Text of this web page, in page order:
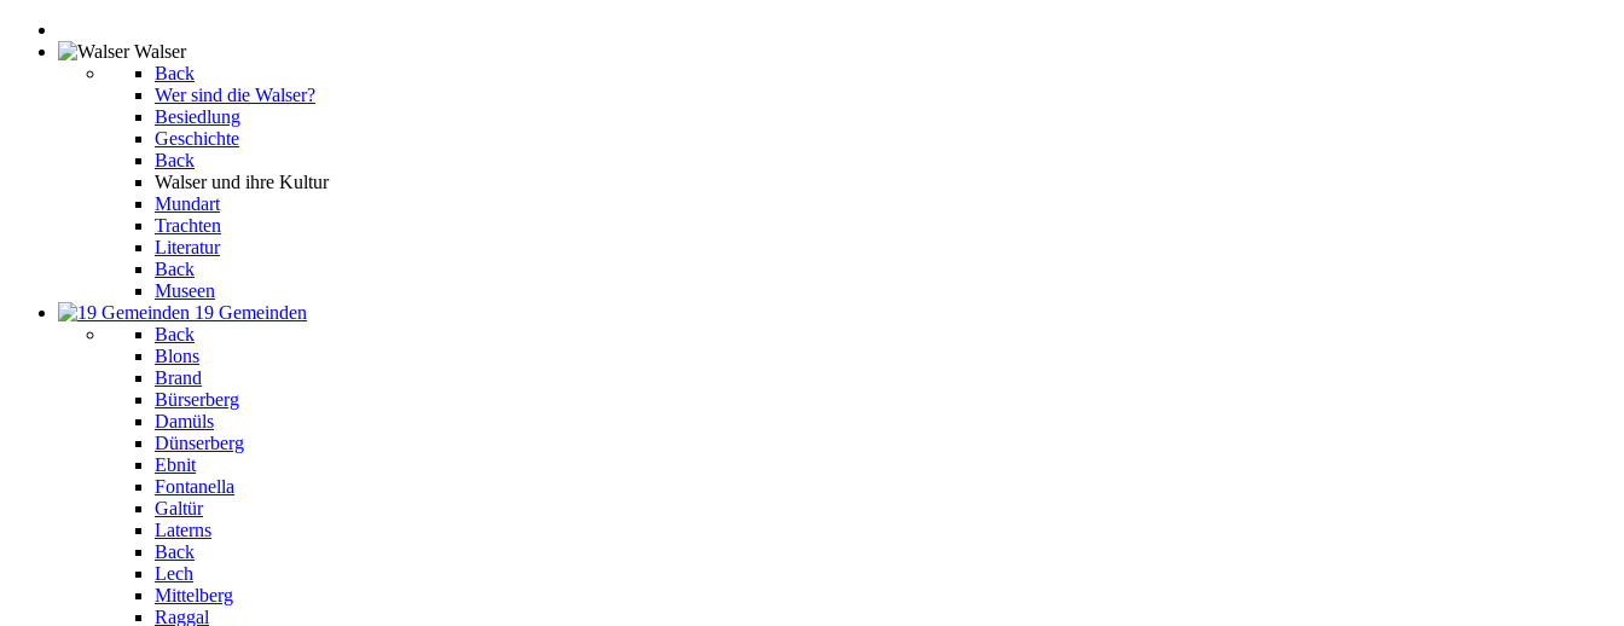
Walser
Back
Wer sind die Walser?
Besiedlung
Geschichte
Back
Walser und ihre Kultur
Mundart
Trachten
Literatur
Back
Museen
19 Gemeinden
Back
Blons
Brand
Bürserberg
Damüls
Dünserberg
Ebnit
Fontanella
Galtür
Laterns
Back
Lech
Mittelberg
Raggal